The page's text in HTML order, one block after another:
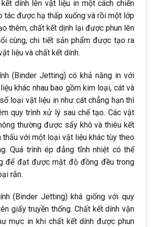
dính lên vật liệu in một cách chiến
tác được hạ thấp xuống và rồi một lớp
thêm, chất kết dịnh lại được phun lên
cùng, chi tiết sản phẩm được tạo ra
liệu và chất kết dính.
(Binder Jetting) có khả năng in với
khác nhau bao gồm kim loại, cát và
loại vật liệu in như cát chẳng hạn thì
quy trình xử lý sau chế tạo. Các vật
thường được sấy khô và thiêu kết
với một loại vật liệu khác tùy theo
Quá trình ép đẳng tĩnh nhiệt có thể
để đạt được mật độ đồng đều trong
rắn.
(Binder Jetting) khá giống với quy
giấy truyền thống. Chất kết dính vận
mực in khi chất kết dính được phun